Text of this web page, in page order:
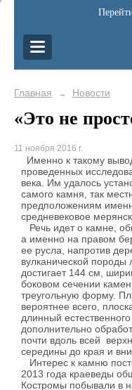
Главная → Новости
«Это не
11 ноября 2016 г.
Именно к такому
проведенных
века. Им удалось
самого камня, так
предположениям
средневековое
Речь идет о камне,
а именно на правом
ее русла, напротив
вулканической
достигает 144 см,
боковом сечении
треугольную форму.
вероятнее всего,
длинный
дополнительно
почти вдоль всей
середины до края и
Интерес к камню
2013 года краеведы
Костромы побывали в